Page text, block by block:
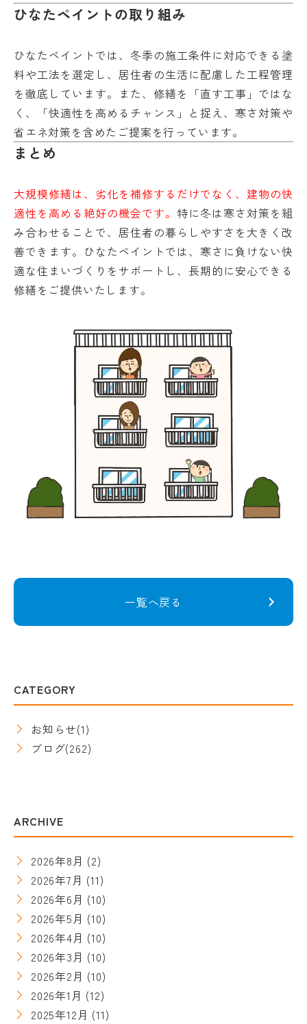
ひなたペイントの取り組み
ひなたペイントでは、冬季の施工条件に対応できる塗
料や工法を選定し、居住者の生活に配慮した工程管理
を徹底しています。また、修繕を「直す工事」ではな
く、「快適性を高めるチャンス」と捉え、寒さ対策や
省エネ対策を含めたご提案を行っています。
まとめ
大規模修繕は、劣化を補修するだけでなく、建物の快
適性を高める絶好の機会です。 特に冬は寒さ対策を組
み合わせることで、居住者の暮らしやすさを大きく改
善できます。ひなたペイントでは、寒さに負けない快
適な住まいづくりをサポートし、長期的に安心できる
修繕をご提供いたします。
一覧へ戻る
CATEGORY
お知らせ(1)
ブログ(262)
ARCHIVE
2026年8月 (2)
2026年7月 (11)
2026年6月 (10)
2026年5月 (10)
2026年4月 (10)
2026年3月 (10)
2026年2月 (10)
2026年1月 (12)
2025年12月 (11)